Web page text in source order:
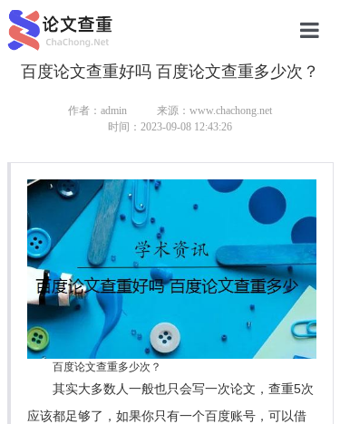
网站首页
本科论文
研究生论
硕士论文
博士论文
百度论文查重好吗 百度论文查重多少次？
作者：admin
来源：www.chachong.net
时间：2023-09-08 12:43:26
百度论文查重多少次？
其实大多数人一般也只会写一次论文，查重5次
应该都足够了，如果你只有一个百度账号，可以借